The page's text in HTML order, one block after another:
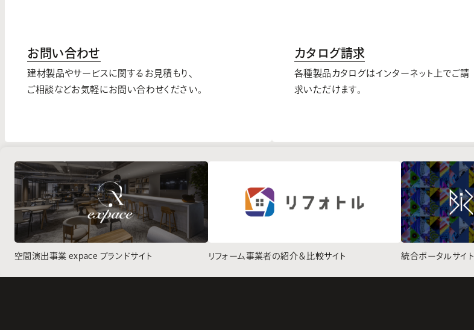
お問い合わせ
建材製品やサービスに関するお見積もり、
ご相談などお気軽にお問い合わせください。
カタログ請求
各種製品カタログはインターネット上でご請
求いただけます。
空間演出事業 expace ブランドサイト リフォーム事業者の紹介＆比較サイト 統合ポータルサイト